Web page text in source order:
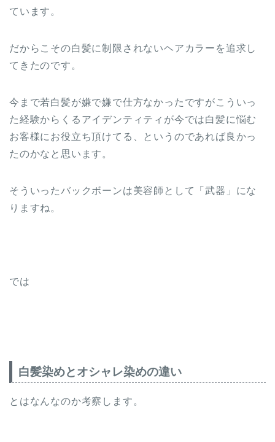
ています。
だからこその白髪に制限されないヘアカラーを追求し
てきたのです。
今まで若白髪が嫌で嫌で仕方なかったですがこういっ
た経験からくるアイデンティティが今では白髪に悩む
お客様にお役立ち頂けてる、というのであれば良かっ
たのかなと思います。
そういったバックボーンは美容師として「武器」にな
りますね。
では
白髪染めとオシャレ染めの違い
とはなんなのか考察します。